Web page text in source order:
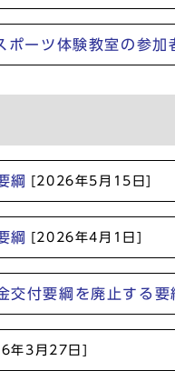
ーツ体験教室の参加
綱 [2026年5月15日]
綱 [2026年4月1日]
交付要綱を廃止する要
年3月27日]